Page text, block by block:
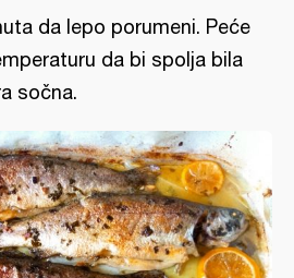
da lepo porumeni. Peće
da bi spolja bila
sočna.